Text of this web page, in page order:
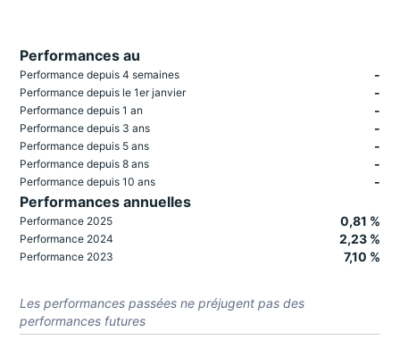
Performances au
Performance depuis 4 semaines -
Performance depuis le 1er janvier -
Performance depuis 1 an -
Performance depuis 3 ans -
Performance depuis 5 ans -
Performance depuis 8 ans -
Performance depuis 10 ans -
Performances annuelles
Performance 2025 0,81 %
Performance 2024 2,23 %
Performance 2023 7,10 %
Les performances passées ne préjugent pas des
performances futures